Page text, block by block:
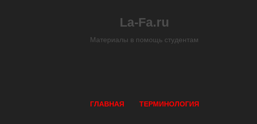
La-Fa.ru
Материалы в помощь студентам
ГЛАВНАЯ ТЕРМИНОЛОГИЯ